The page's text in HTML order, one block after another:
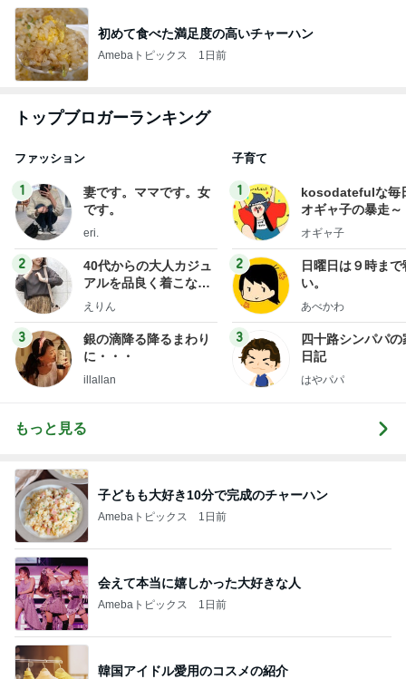
初めて食べた満足度の高いチャーハン
Amebaトピックス 1日前
トップブロガーランキング
ファッション
1
妻です。ママです。女
です。
eri.
2
40代からの大人カジュ
アルを品良く着こなす
ファッションブログ
えりん
3
銀の滴降る降るまわり
に・・・
illallan
子育て
1
kosodatefulな毎
オギャ子の暴走～
オギャ子
2
日曜日は９時まで
い。
あべかわ
3
四十路シンパパの
日記
はやパパ
もっと見る
子どもも大好き10分で完成のチャーハン
Amebaトピックス 1日前
会えて本当に嬉しかった大好きな人
Amebaトピックス 1日前
韓国アイドル愛用のコスメの紹介